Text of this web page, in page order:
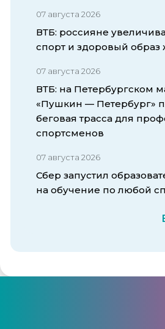
07 августа 2026
ВТБ: россияне
спорт и здоровый образ
07 августа 2026
ВТБ: на Петербургском
«Пушкин — Петербург»
беговая трасса для
спортсменов
07 августа 2026
Сбер запустил
на обучение по любой